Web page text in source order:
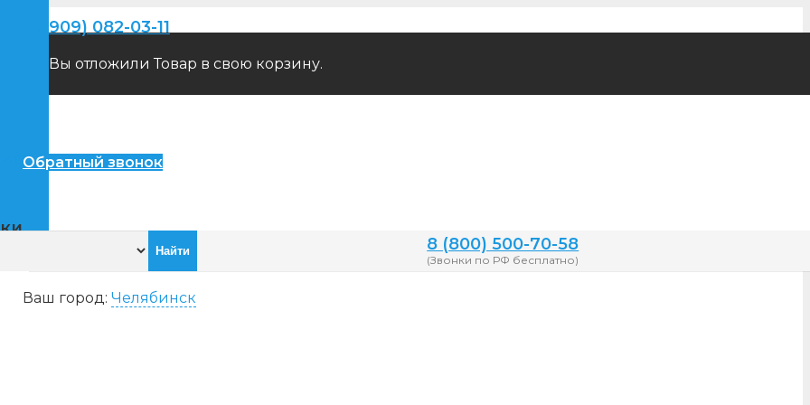
Вы отложили Товар в свою корзину.
+7(909) 082-03-11
Обратный звонок
Ваш город: Челябинск
8 (800) 500-70-58
(Звонки по РФ бесплатно)